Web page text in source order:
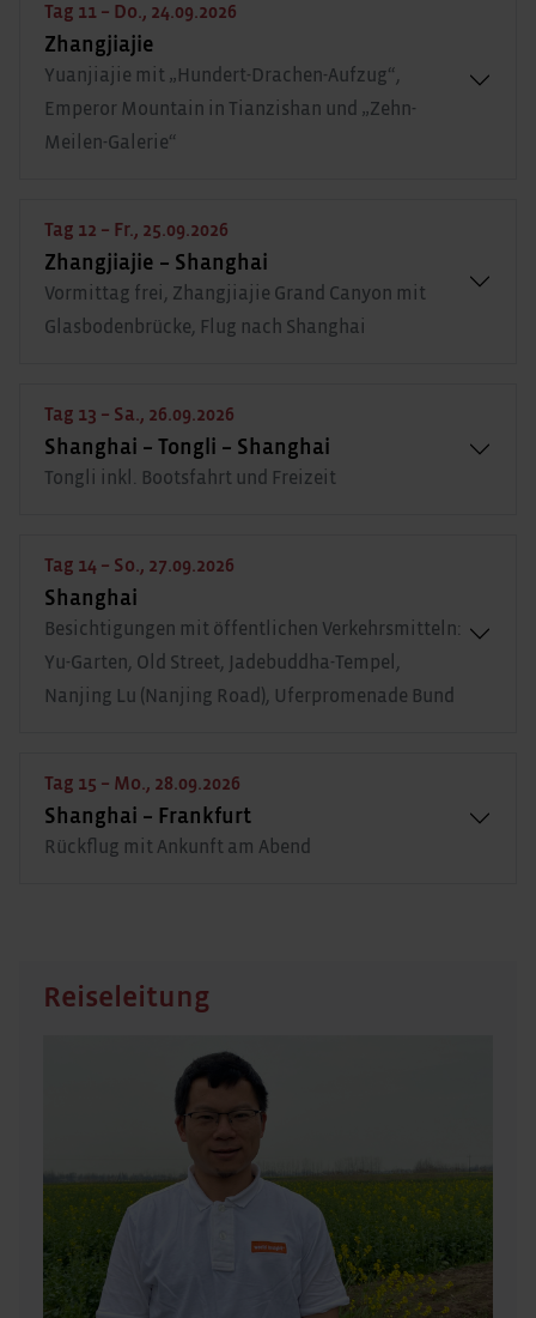
Tag 11 – Do., 24.09.2026
Zhangjiajie
Yuanjiajie mit „Hundert-Drachen-Aufzug“,
Emperor Mountain in Tianzishan und „Zehn-
Meilen-Galerie“
Tag 12 – Fr., 25.09.2026
Zhangjiajie – Shanghai
Vormittag frei, Zhangjiajie Grand Canyon mit
Glasbodenbrücke, Flug nach Shanghai
Tag 13 – Sa., 26.09.2026
Shanghai – Tongli – Shanghai
Tongli inkl. Bootsfahrt und Freizeit
Tag 14 – So., 27.09.2026
Shanghai
Besichtigungen mit öffentlichen Verkehrsmitteln:
Yu-Garten, Old Street, Jadebuddha-Tempel,
Nanjing Lu (Nanjing Road), Uferpromenade Bund
Tag 15 – Mo., 28.09.2026
Shanghai – Frankfurt
Rückflug mit Ankunft am Abend
Reiseleitung